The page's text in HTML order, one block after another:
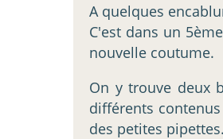
A quelques
C'est dans un
nouvelle coutume.
On y trouve deux
différents
des petites